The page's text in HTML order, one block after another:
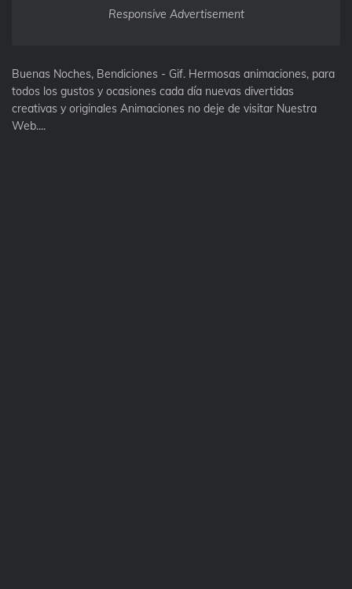
Responsive Advertisement
Buenas Noches, Bendiciones - Gif. Hermosas animaciones, para
todos los gustos y ocasiones cada día nuevas divertidas
creativas y originales Animaciones no deje de visitar Nuestra
Web....